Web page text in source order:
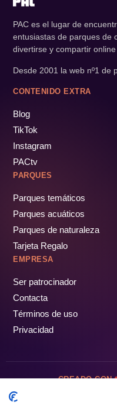
PAC es el lugar de
entusiastas de parques de
divertirse y compartir online
Desde 2001 la web nº1 de
CONTENIDO EXTRA
Blog
TikTok
Instagram
PACtv
PARQUES
Parques temáticos
Parques acuáticos
Parques de naturaleza
Tarjeta Regalo
EMPRESA
Ser patrocinador
Contacta
Términos de uso
Privacidad
CREADO CON